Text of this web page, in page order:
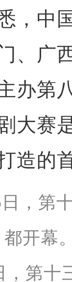
中国
、广
办第
大赛
造的
，第十